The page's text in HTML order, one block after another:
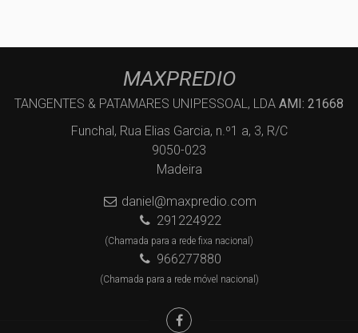
MAXPREDIO
TANGENTES & PATAMARES UNIPESSOAL, LDA AMI: 21668
Funchal, Rua Elias Garcia, n.º1 a, 3, R/C
9050-023
Madeira
daniel@maxpredio.com
291224922
(Chamada para a rede fixa nacional)
966277880
(Chamada para a rede móvel nacional)